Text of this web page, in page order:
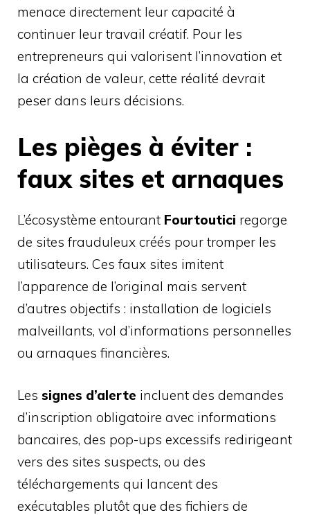
menace directement leur capacité à
continuer leur travail créatif. Pour les
entrepreneurs qui valorisent l’innovation et
la création de valeur, cette réalité devrait
peser dans leurs décisions.
Les pièges à éviter :
faux sites et arnaques
L’écosystème entourant Fourtoutici regorge
de sites frauduleux créés pour tromper les
utilisateurs. Ces faux sites imitent
l’apparence de l’original mais servent
d’autres objectifs : installation de logiciels
malveillants, vol d’informations personnelles
ou arnaques financières.
Les signes d’alerte incluent des demandes
d’inscription obligatoire avec informations
bancaires, des pop-ups excessifs redirigeant
vers des sites suspects, ou des
téléchargements qui lancent des
exécutables plutôt que des fichiers de